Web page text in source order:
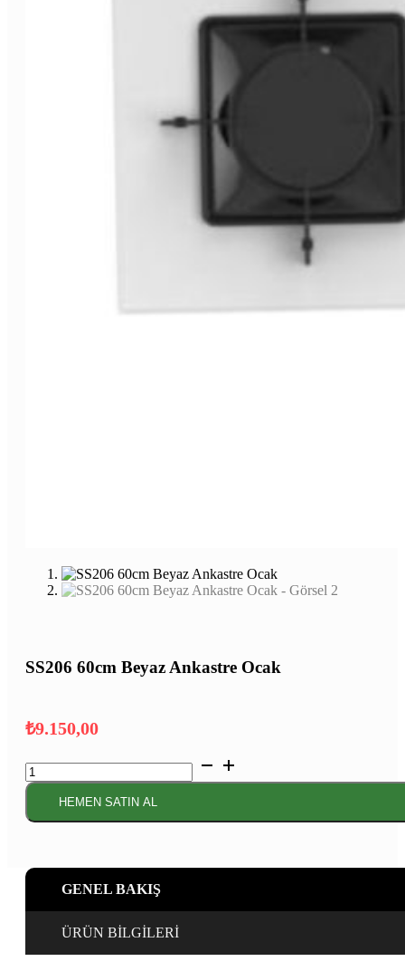
SS206 60cm Beyaz Ankastre Ocak
₺9.150,00
SS206
60cm
Beyaz
Ankastre
Ocak
HEMEN SATIN AL
GENEL BAKIŞ
ÜRÜN BİLGİLERİ